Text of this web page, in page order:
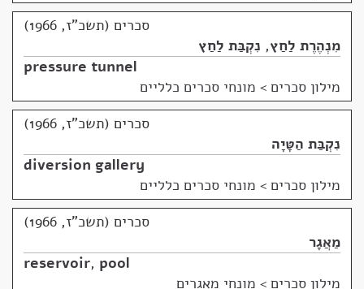
סכרים (תשכ"ז, 1966)
מִנְהֶרֶת לַחַץ, נִקְבַּת לַחַץ
pressure tunnel
מילון סכרים > מונחי סכרים כלליים
סכרים (תשכ"ז, 1966)
נִקְבַּת הַטָּיָה
diversion gallery
מילון סכרים > מונחי סכרים כלליים
סכרים (תשכ"ז, 1966)
מַאֲגָר
reservoir, pool
מילון סכרים > מונחי מאגרים